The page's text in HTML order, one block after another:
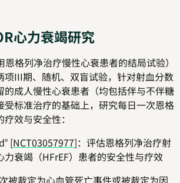
心力衰竭研究
格列净治疗慢性心衰患者的结局试验）
项III期、随机、双盲试验，针对射血分数
的成人慢性心衰患者（均包括伴与不伴糖
受标准治疗的基础上，研究每日一次恩格
效与安全性：
® [NCT03057977]：评估恩格列净治疗射
衰竭（HFrEF）患者的安全性与疗效
被裁定为心血管死亡事件或被裁定为因